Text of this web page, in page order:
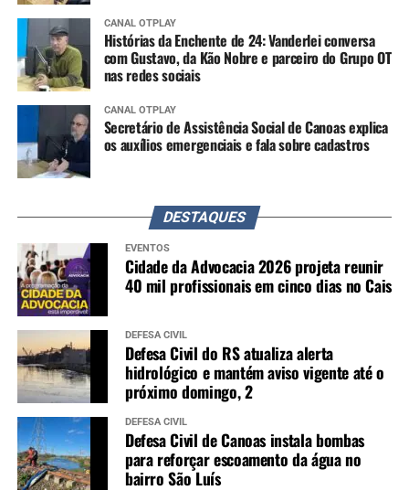
CANAL OTPLAY
Histórias da Enchente de 24: Vanderlei conversa
com Gustavo, da Kão Nobre e parceiro do Grupo OT
nas redes sociais
CANAL OTPLAY
Secretário de Assistência Social de Canoas explica
os auxílios emergenciais e fala sobre cadastros
DESTAQUES
EVENTOS
Cidade da Advocacia 2026 projeta reunir
40 mil profissionais em cinco dias no Cais
DEFESA CIVIL
Defesa Civil do RS atualiza alerta
hidrológico e mantém aviso vigente até o
próximo domingo, 2
DEFESA CIVIL
Defesa Civil de Canoas instala bombas
para reforçar escoamento da água no
bairro São Luís